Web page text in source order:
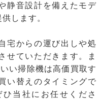
静音設計を備えたモデ
します。
宅からの運び出しや処
せていただきます。ま
い掃除機は高価買取す
い替えのタイミングで
当社にお任せくださ